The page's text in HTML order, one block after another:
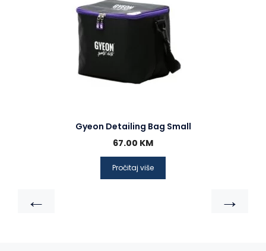
Gyeon Detailing Bag Small
67.00 KM
Pročitaj više
← →